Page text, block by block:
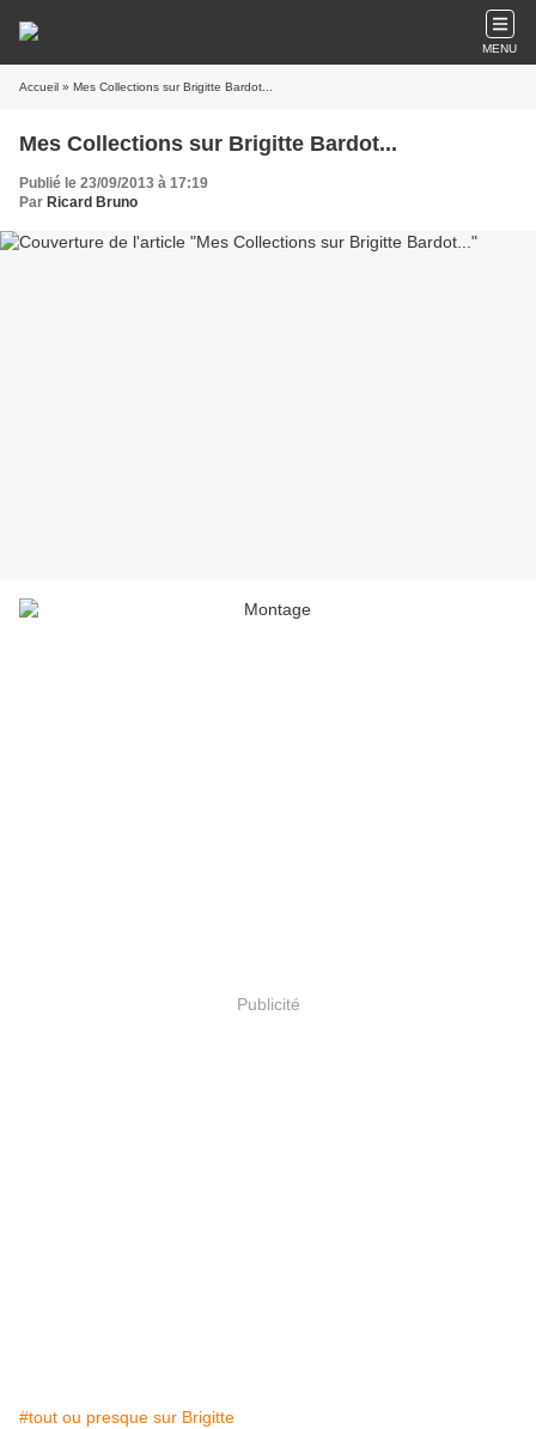
MENU
Accueil » Mes Collections sur Brigitte Bardot...
Mes Collections sur Brigitte Bardot...
Publié le 23/09/2013 à 17:19
Par Ricard Bruno
Publicité
#tout ou presque sur Brigitte